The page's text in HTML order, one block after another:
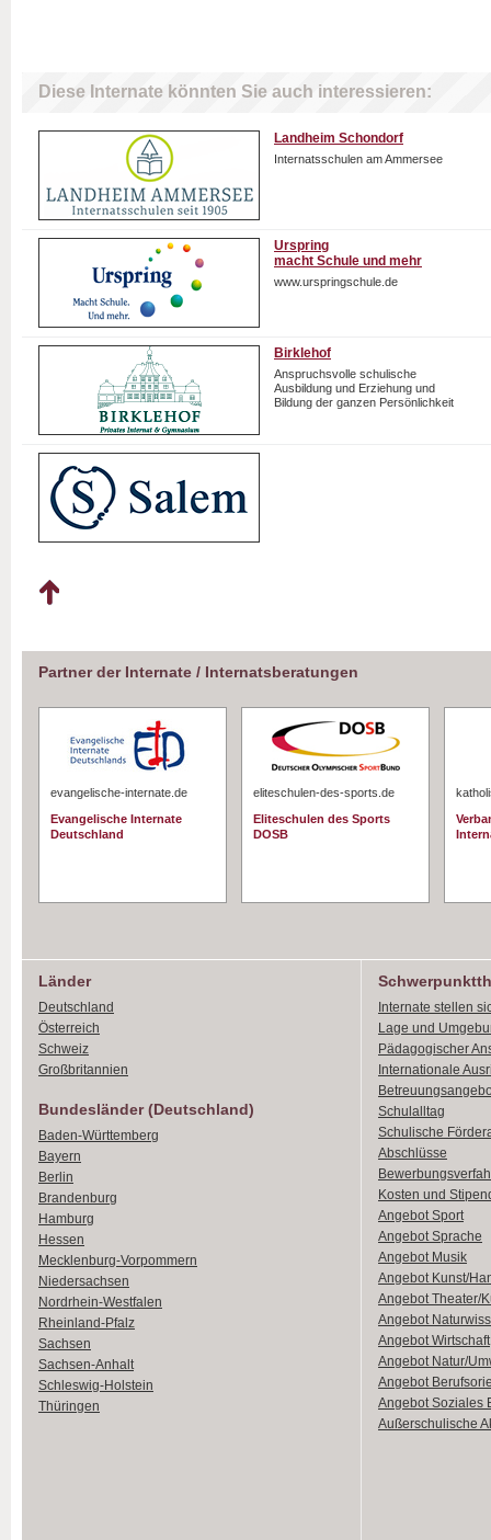
Diese Internate könnten Sie auch interessieren:
Landheim Schondorf
Internatsschulen am Ammersee
Urspring
macht Schule und mehr
www.urspringschule.de
Birklehof
Anspruchsvolle schulische
Ausbildung und Erziehung und
Bildung der ganzen Persönlichkeit
Partner der Internate / Internatsberatungen
evangelische-internate.de
Evangelische Internate
Deutschland
eliteschulen-des-sports.de
Eliteschulen des Sports
DOSB
Länder
Deutschland
Österreich
Schweiz
Großbritannien
Bundesländer (Deutschland)
Baden-Württemberg
Bayern
Berlin
Brandenburg
Hamburg
Hessen
Mecklenburg-Vorpommern
Niedersachsen
Nordrhein-Westfalen
Rheinland-Pfalz
Sachsen
Sachsen-Anhalt
Schleswig-Holstein
Thüringen
Internate stellen
Lage und
Pädagogischer
Internationale
Schulalltag
Schulische
Abschlüsse
Kosten und
Angebot Sport
Angebot Sprache
Angebot Musik
Angebot Kunst/
Angebot Theater/
Angebot
Angebot Wirtschaft
Angebot Natur/
Angebot
Angebot Soziales
Außerschulische